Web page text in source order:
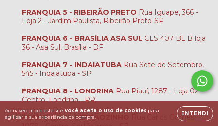
Ao navegar por este site você aceita o uso de cookies para
agilizar a sua experiência de compra.
ENTENDI
FRANQUIA 5 - RIBEIRÃO PRETO Rua Iguape, 366 -
Loja 2 - Jardim Paulista, Ribeirão Preto-SP
FRANQUIA 6 - BRASÍLIA ASA SUL CLS 407 BL B loja
36 - Asa Sul, Brasília - DF
FRANQUIA 7 - INDAIATUBA Rua Sete de Setembro,
545 - Indaiatuba - SP
FRANQUIA 8 - LONDRINA Rua Piauí, 1287 - Loja 02 -
Centro, Londrina - PR
FRANQUIA 9 - SERTÃOZINHO
Rua Carlos Gomes,